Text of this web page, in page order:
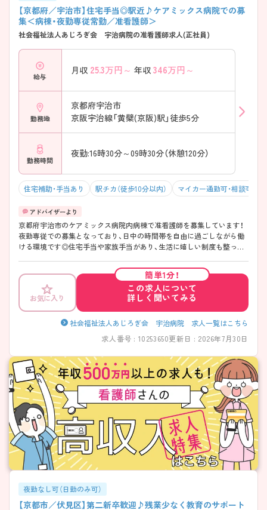
【京都府／宇治市】住宅手当◎駅近♪ケアミックス病院での募
集＜病棟・夜勤専従常勤／准看護師＞
社会福祉法人あじろぎ会 宇治病院の准看護師求人(正社員)
給与
月収 25.3万円～ 年収 346万円～
勤務地
京都府宇治市
京阪宇治線「黄檗(京阪)駅」徒歩5分
勤務時間
夜勤:16時30分～09時30分（休憩120分）
住宅補助・手当あり 駅チカ（徒歩10分以内） マイカー通勤可・相談可
京都府宇治市のケアミックス病院内病棟で准看護師を募集しています！
夜勤専従での募集となっており、日中の時間帯を自由に過ごしながら働
ける環境です◎住宅手当や家族手当があり、生活に嬉しい制度も整って
ております♪通勤しやすいのも嬉しいポイントです！ ご興味のある方
は、面接のポイントをお伝えしますのでお気軽にご連絡ください！
お気に入り
簡単1分！
この求人について
詳しく聞いてみる
社会福祉法人あじろぎ会 宇治病院 求人一覧はこちら
求人番号 : 10253650更新日 : 2026年7月30日
夜勤なし可（日勤のみ可）
【京都市／伏見区】第二新卒歓迎♪残業少なく教育のサポート